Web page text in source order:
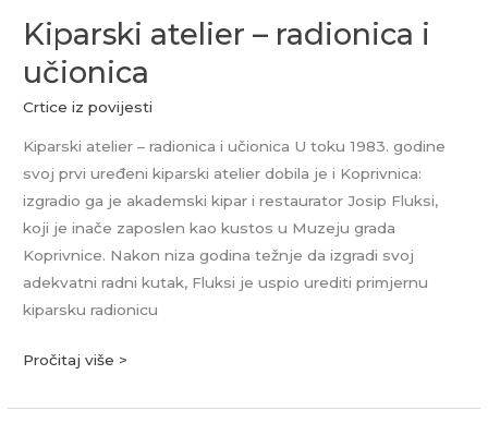
Kiparski atelier – radionica i
učionica
Crtice iz povijesti
Kiparski atelier – radionica i učionica U toku 1983. godine
svoj prvi uređeni kiparski atelier dobila je i Koprivnica:
izgradio ga je akademski kipar i restaurator Josip Fluksi,
koji je inače zaposlen kao kustos u Muzeju grada
Koprivnice. Nakon niza godina težnje da izgradi svoj
adekvatni radni kutak, Fluksi je uspio urediti primjernu
kiparsku radionicu
Kiparski
atelier
–
radionica
Pročitaj više >